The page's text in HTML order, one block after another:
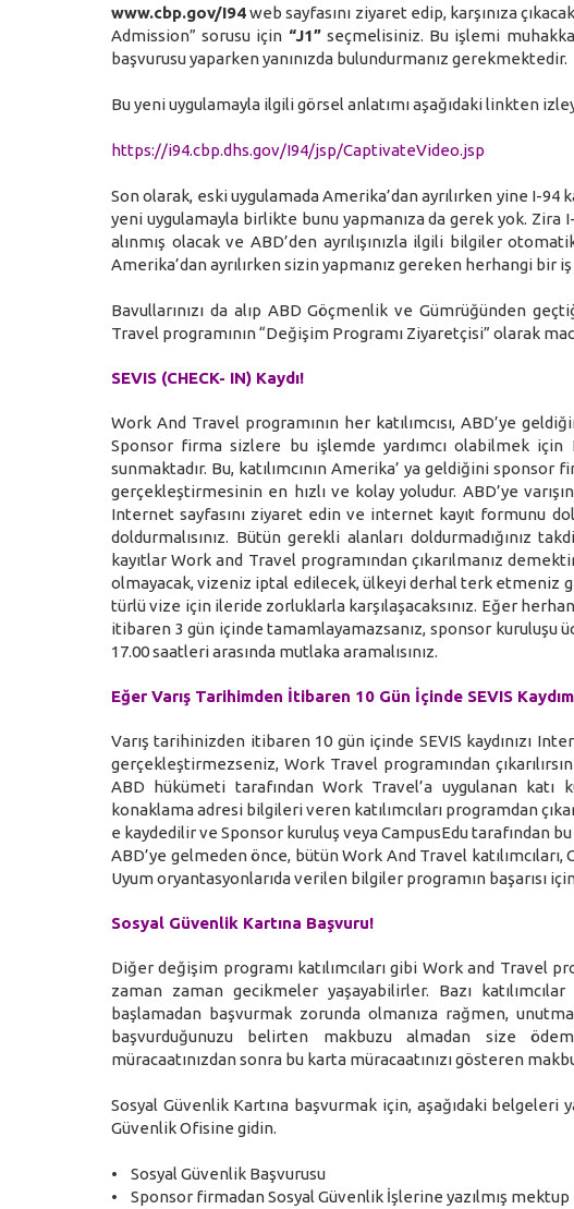
www.cbp.gov/I94web sayfasını ziyaret edip, karşınıza
Admission” sorusu için “J1” seçmelisiniz. Bu işlemi
başvurusu yaparken yanınızda bulundurmanız gerekmektedir.
Bu yeni uygulamayla ilgili görsel anlatımı aşağıdaki linkten
https://i94.cbp.dhs.gov/I94/jsp/CaptivateVideo.jsp
Son olarak, eski uygulamada Amerika’dan ayrılırken yine I-
yeni uygulamayla birlikte bunu yapmanıza da gerek yok. Zira
alınmış olacak ve ABD’den ayrılışınızla ilgili bilgiler
Amerika’dan ayrılırken sizin yapmanız gereken herhangi bir
Bavullarınızı da alıp ABD Göçmenlik ve Gümrüğünden
Travel programının “Değişim Programı Ziyaretçisi” olarak
SEVIS (CHECK- IN) Kaydı!
Work And Travel programının her katılımcısı, ABD’ye
Sponsor firma sizlere bu işlemde yardımcı olabilmek
sunmaktadır. Bu, katılımcının Amerika’ ya geldiğini
gerçekleştirmesinin en hızlı ve kolay yoludur. ABD’ye
Internet sayfasını ziyaret edin ve internet kayıt formunu
doldurmalısınız. Bütün gerekli alanları doldurmadığınız
kayıtlar Work and Travel programından çıkarılmanız
olmayacak, vizeniz iptal edilecek, ülkeyi derhal terk etmeniz
türlü vize için ileride zorluklarla karşılaşacaksınız. Eğer
itibaren 3 gün içinde tamamlayamazsanız, sponsor kuruluşu
17.00 saatleri arasında mutlaka aramalısınız.
Eğer Varış Tarihimden İtibaren 10 Gün İçinde SEVIS
Varış tarihinizden itibaren 10 gün içinde SEVIS kaydınızı
gerçekleştirmezseniz, Work Travel programından
ABD hükümeti tarafından Work Travel’a uygulanan katı
konaklama adresi bilgileri veren katılımcıları programdan
e kaydedilir ve Sponsor kuruluş veya CampusEdu tarafından
ABD’ye gelmeden önce, bütün Work And Travel
Uyum oryantasyonlarıda verilen bilgiler programın başarısı
Sosyal Güvenlik Kartına Başvuru!
Diğer değişim programı katılımcıları gibi Work and Travel
zaman zaman gecikmeler yaşayabilirler. Bazı
başlamadan başvurmak zorunda olmanıza rağmen,
başvurduğunuzu belirten makbuzu almadan size
müracaatınızdan sonra bu karta müracaatınızı gösteren
Sosyal Güvenlik Kartına başvurmak için, aşağıdaki belgeleri
Güvenlik Ofisine gidin.
• Sosyal Güvenlik Başvurusu
• Sponsor firmadan Sosyal Güvenlik İşlerine yazılmış mektup